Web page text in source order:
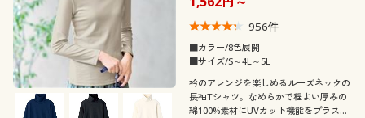
956件
■カラー/8色展開
■サイズ/S～4L～5L
衿のアレンジを楽しめるルーズネックの
長袖Tシャツ。なめらかで程よい厚みの
綿100%素材にUVカット機能をプラスし